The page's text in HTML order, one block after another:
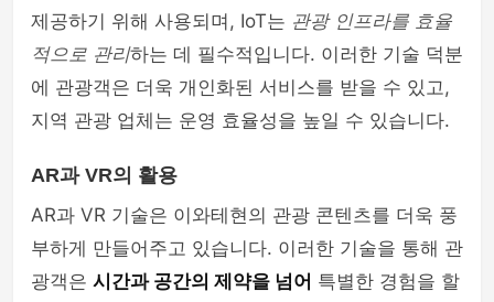
제공하기 위해 사용되며, IoT는 관광 인프라를 효율
적으로 관리하는 데 필수적입니다. 이러한 기술 덕분
에 관광객은 더욱 개인화된 서비스를 받을 수 있고,
지역 관광 업체는 운영 효율성을 높일 수 있습니다.
AR과 VR의 활용
AR과 VR 기술은 이와테현의 관광 콘텐츠를 더욱 풍
부하게 만들어주고 있습니다. 이러한 기술을 통해 관
광객은 시간과 공간의 제약을 넘어 특별한 경험을 할